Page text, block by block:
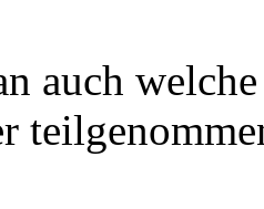
auch